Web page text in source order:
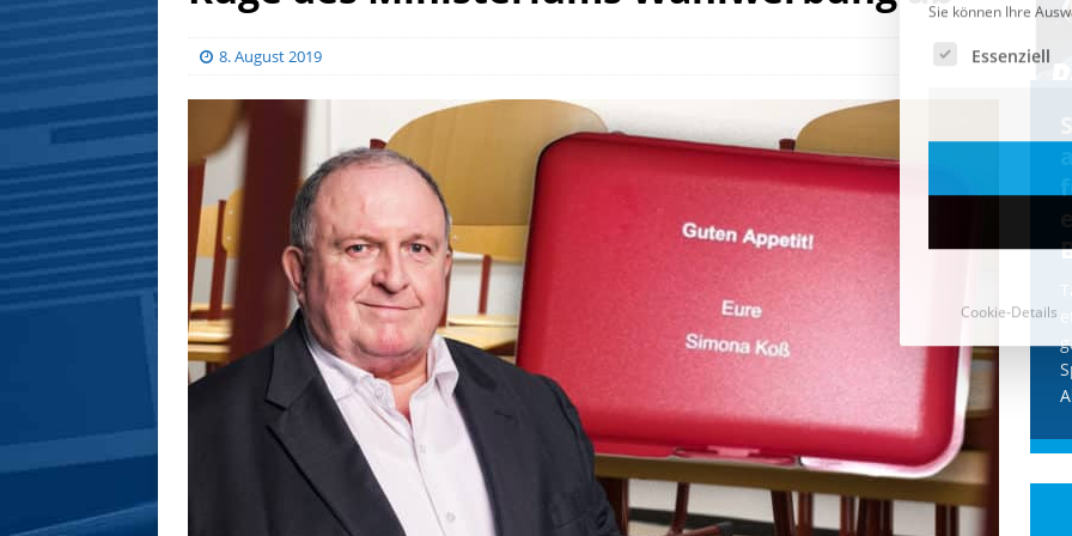
8. August 2019
CDU & Ampel wollen nach
der Wahl wieder Afghanen
einfliegen: Zeit für ein
Asylmoratorium!
Die Bundesregierung und die CDU
halten die Wähler für dumm! Weil die
Stimmung wegen der von Afghanen
verübten Anschläge kippte, wurden die
Flüge vor der[...]